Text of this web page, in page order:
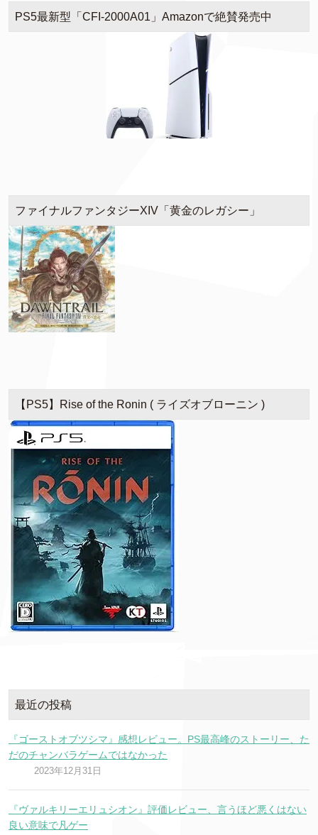
PS5最新型「CFI-2000A01」Amazonで絶賛発売中
ファイナルファンタジーXIV「黄金のレガシー」
【PS5】Rise of the Ronin ( ライズオブローニン )
最近の投稿
『ゴーストオブツシマ』感想レビュー。PS最高峰のストーリー、た
だのチャンバラゲームではなかった
2023年12月31日
『ヴァルキリーエリュシオン』評価レビュー、言うほど悪くはない
良い意味で凡ゲー